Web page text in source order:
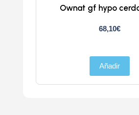
Ownat gf hypo
68,10€
Añadir